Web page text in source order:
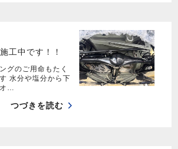
工中です！！
グのご用命もたく
水分や塩分から下
…
つづきを読む